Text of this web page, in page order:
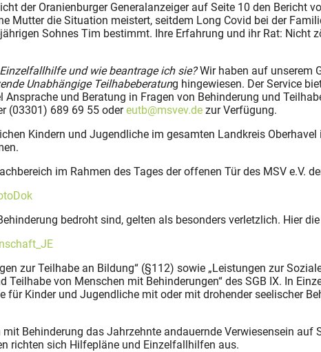
der Oranienburger Generalanzeiger auf Seite 10 den Bericht
Mutter die Situation meistert, seitdem Long Covid bei der
Sohnes Tim bestimmt. Ihre Erfahrung und ihr Rat: Nicht
und wie beantrage ich sie?Wir haben auf unserem
Unabhängige Teilhabeberatung hingewiesen. Der Service
Ansprache und Beratung in Fragen von Behinderung und
(03301) 689 69 55 odereutb@msvev.de zur Verfügung.
Kindern und Jugendliche im gesamten Landkreis
im Rahmen des Tages der offenen Tür des MSV e.V.
bedroht sind, gelten als besonders verletzlich. Hier
zur Teilhabe an Bildung“ (§112) sowie „Leistungen zur
Teilhabe von Menschen mit Behinderungen“ des SGB IX. In
für Kinder und Jugendliche mit oder mit drohender seelischer
Behinderung das Jahrzehnte andauernde Verwiesensein
richten sich Hilfepläne und Einzelfallhilfen aus.